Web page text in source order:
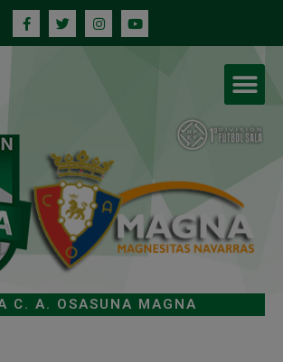
C. A. OSASUNA MAGNA